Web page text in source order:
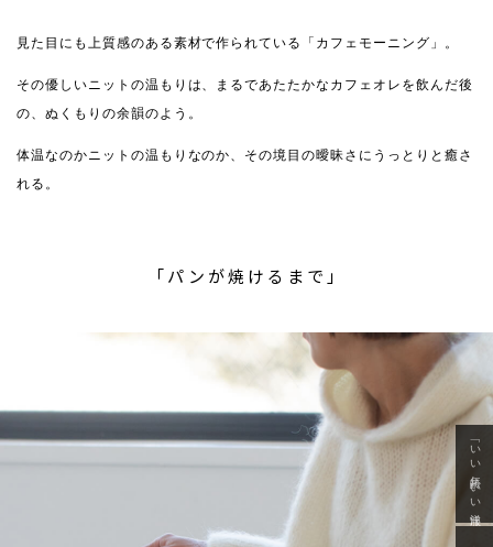
見た目にも上質感のある素材で作られている「カフェモーニング」。
その優しいニットの温もりは、まるであたたかなカフェオレを飲んだ後
の、ぬくもりの余韻のよう。
体温なのかニットの温もりなのか、その境目の曖昧さにうっとりと癒さ
れる。
「パンが焼けるまで」
「いい年齢 いい洋服」